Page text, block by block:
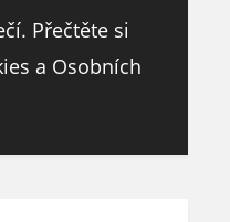
Přečtěte si
a Osobních